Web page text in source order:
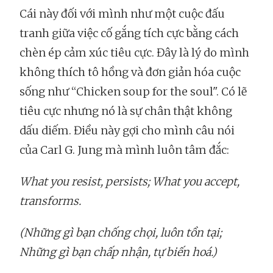
Cái này đối với mình như một cuộc đấu
tranh giữa việc cố gắng tích cực bằng cách
chèn ép cảm xúc tiêu cực. Đây là lý do mình
không thích tô hồng và đơn giản hóa cuộc
sống như “Chicken soup for the soul". Có lẽ
tiêu cực nhưng nó là sự chân thật không
dấu diếm. Điều này gợi cho mình câu nói
của Carl G. Jung mà mình luôn tâm đắc:
What you resist, persists; What you accept,
transforms.
(Những gì bạn chống chọi, luôn tồn tại;
Những gì bạn chấp nhận, tự biến hoá.)